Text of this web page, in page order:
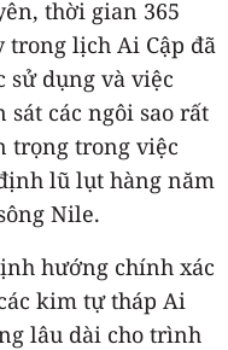
thời gian 365
trong lịch Ai Cập đã
sử dụng và việc
sát các ngôi sao rất
trọng trong việc
lũ lụt hàng năm
Nile.
hướng chính xác
kim tự tháp Ai
lâu dài cho trình